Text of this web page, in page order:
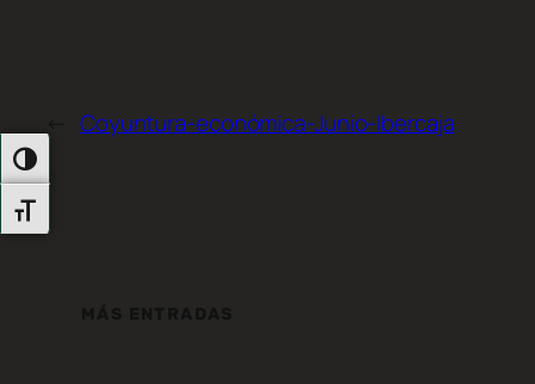
Alternar Alto Contraste
Alternar Tamaño De Letra
Coyuntura-económica-Junio-Ibercaja